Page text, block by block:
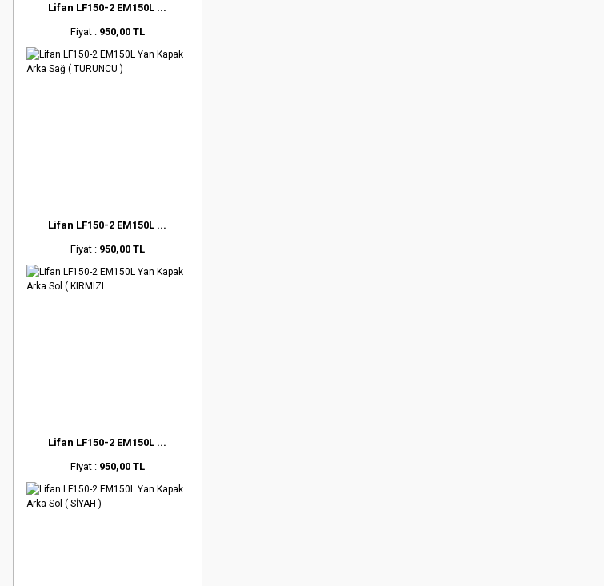
Lifan LF150-2 EM150L ...
Fiyat : 950,00 TL
Lifan LF150-2 EM150L ...
Fiyat : 950,00 TL
Lifan LF150-2 EM150L ...
Fiyat : 950,00 TL